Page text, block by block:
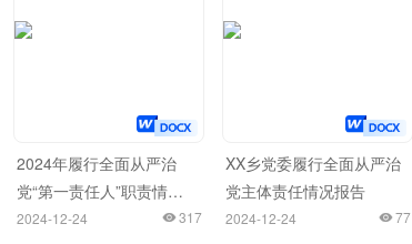
2024年履行全面从严治
党“第一责任人”职责情况
报告
2024-12-24 317
XX乡党委履行全面从严治
党主体责任情况报告
2024-12-24 77